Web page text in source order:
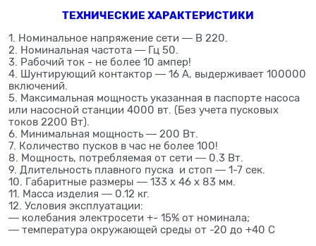
ТЕХНИЧЕСКИЕ ХАРАКТЕРИСТИКИ
1. Номинальное напряжение сети ― В 220.
2. Номинальная частота ― Гц 50.
3. Рабочий ток - не более 10 ампер!
4. Шунтирующий контактор ― 16 А, выдерживает 100000
включений.
5. Максимальная мощность указанная в паспорте насоса
или насосной станции 4000 вт. (Без учета пусковых
токов 2200 Вт).
6. Минимальная мощность ― 200 Вт.
7. Количество пусков в час не более 100!
8. Мощность, потребляемая от сети ― 0.3 Вт.
9. Длительность плавного пуска и стоп ― 1-7 сек.
10. Габаритные размеры ― 133 х 46 х 83 мм.
11. Масса изделия ― 0.12 кг.
12. Условия эксплуатации:
― колебания электросети +- 15% от номинала;
― температура окружающей среды от -20 до +40 С